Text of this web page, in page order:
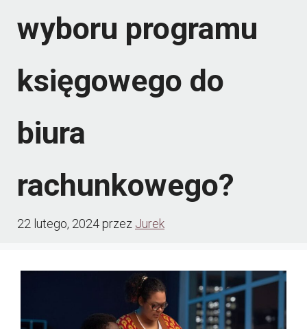
wyboru programu
księgowego do
biura
rachunkowego?
22 lutego, 2024przez Jurek